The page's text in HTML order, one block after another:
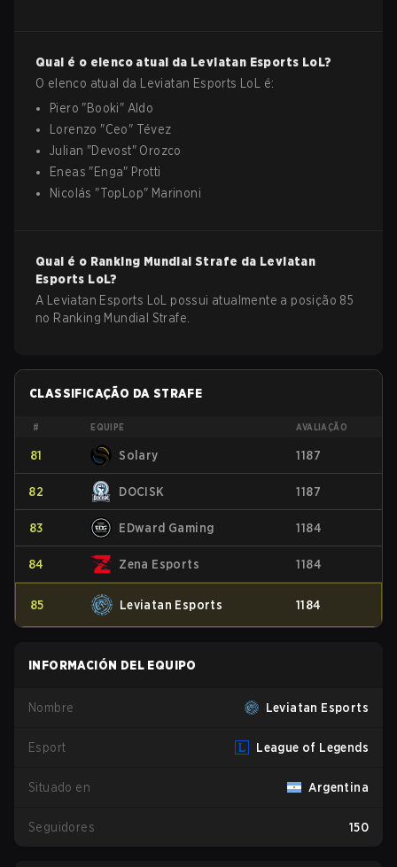
Qual é o elenco atual da Leviatan Esports LoL?
O elenco atual da
Leviatan Esports LoL
é:
Piero "Booki" Aldo
Lorenzo "Ceo" Tévez
Julian "Devost" Orozco
Eneas "Enga" Protti
Nicolás "TopLop" Marinoni
Qual é o Ranking Mundial Strafe da Leviatan
Esports LoL?
A Leviatan Esports LoL possui atualmente a posição 85
no Ranking Mundial Strafe.
CLASSIFICAÇÃO DA STRAFE
# EQUIPE AVALIAÇÃO
81 Solary 1187
82 DOCISK 1187
83 EDward Gaming 1184
84 Zena Esports 1184
85 Leviatan Esports 1184
INFORMACIÓN DEL EQUIPO
Nombre Leviatan Esports
Esport League of Legends
Situado en Argentina
Seguidores 150